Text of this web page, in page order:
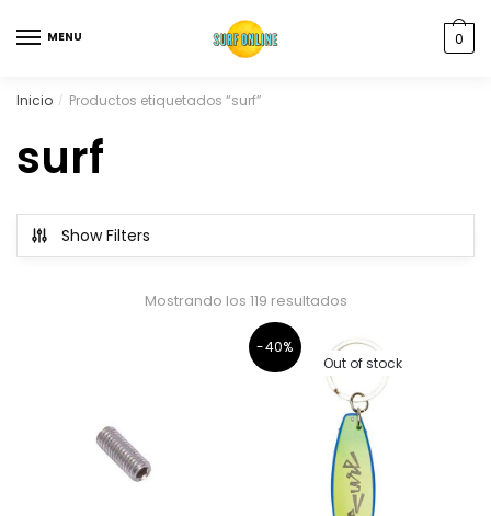
MENU 0
Inicio / Productos etiquetados “surf”
surf
Show Filters
Mostrando los 119 resultados
-40%
Out of stock